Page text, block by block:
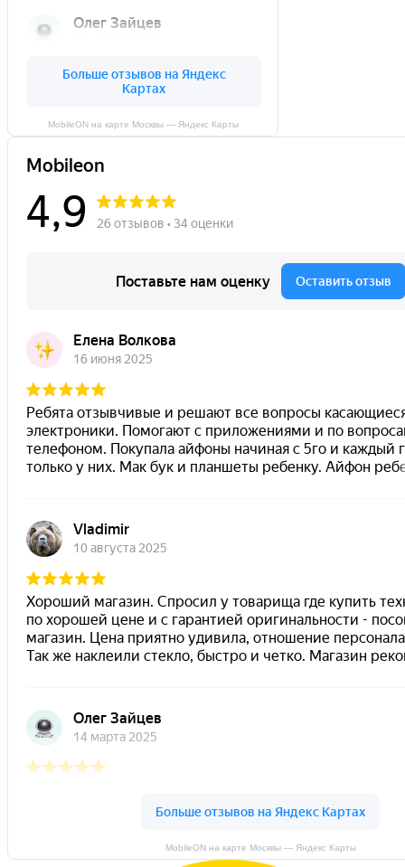
MobileON на карте Москвы — Яндекс Карты
MobileON на карте Москвы — Яндекс Карты